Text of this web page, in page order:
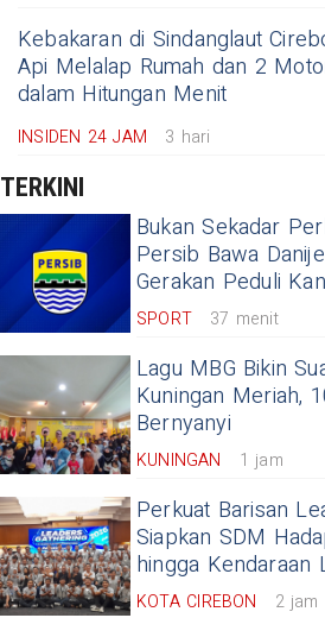
Kebakaran di Sindanglaut
Api Melalap Rumah dan 2
dalam Hitungan Menit
INSIDEN 24 JAM 3 hari
TERKINI
Bukan Sekadar
Persib Bawa
Gerakan Peduli
SPORT 37 menit
Lagu MBG Bikin
Kuningan Meriah,
Bernyanyi
KUNINGAN 1 jam
Perkuat Barisan
Siapkan SDM
hingga Kendaraan
KOTA CIREBON 2 jam